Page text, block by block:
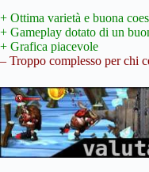
+ Ottima varietà e buona
+ Gameplay dotato di un
+ Grafica piacevole
– Troppo complesso per chi